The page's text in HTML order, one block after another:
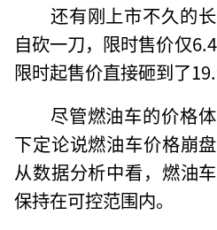
还有刚上市不久的
自砍一刀，限时售价仅
限时起售价直接砸到了
尽管燃油车的价格
下定论说燃油车价格崩
从数据分析中看，燃油
保持在可控范围内。